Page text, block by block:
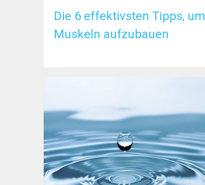
Die 6 effektivsten Tipps, um
Muskeln aufzubauen